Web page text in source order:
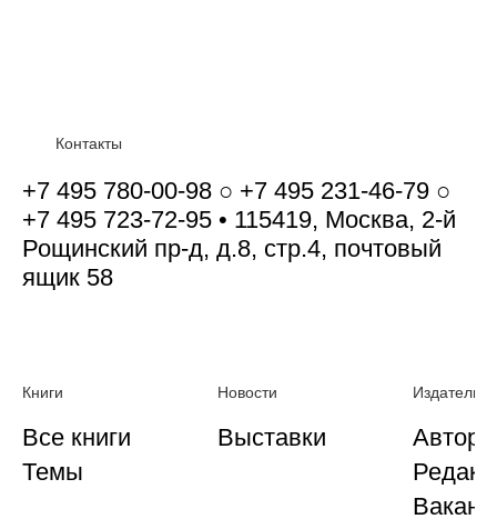
Контакты
+7 495 780-00-98 ○ +7 495 231-46-79 ○
+7 495 723-72-95 • 115419, Москва, 2-й
Рощинский пр-д, д.8, стр.4, почтовый
ящик 58
Книги
Все книги
Темы
Новости
Выставки